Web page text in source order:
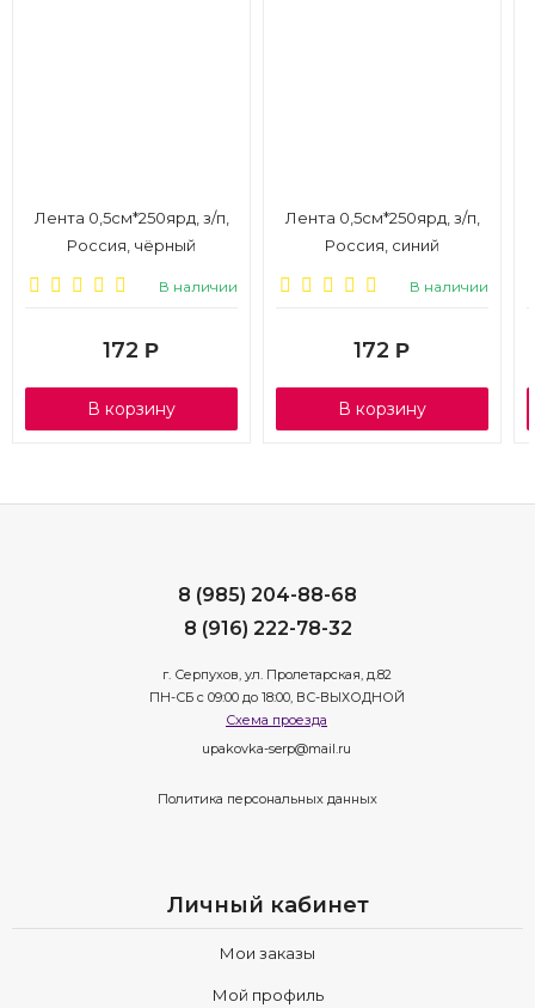
Лента 0,5см*250ярд, з/п,
Россия, чёрный
В наличии
172 Р
В корзину
Лента 0,5см*250ярд, з/п,
Россия, синий
В наличии
172 Р
В корзину
8 (985) 204-88-68
8 (916) 222-78-32
г. Серпухов, ул. Пролетарская, д.82
ПН-СБ с 09:00 до 18:00, ВС-ВЫХОДНОЙ
Схема проезда
upakovka-serp@mail.ru
Политика персональных данных
Личный кабинет
Мои заказы
Мой профиль